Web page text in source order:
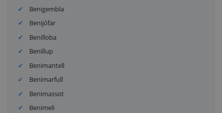
Benigembla
Benijófar
Benilloba
Benillup
Benimantell
Benimarfull
Benimassot
Benimeli